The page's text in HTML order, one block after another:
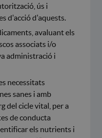
ús i
d'acció d'aquests.
avaluant els
associats i/o
administració i
necessitats
sanes i amb
del cicle vital, per a
de conducta
els nutrients i